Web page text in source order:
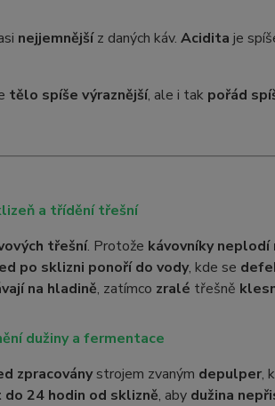
nejjemnějšíz daných káv. Acidita je
tělo spíše výraznější, ale i tak pořád
a třídění třešní
třešní. Protože kávovníky neplodí
po sklizni ponoří do vody, kde se
na hladině, zatímco zralé třešně
dužiny a fermentace
zpracoványstrojem zvaným depulper,
24 hodin od sklizně, aby dužina